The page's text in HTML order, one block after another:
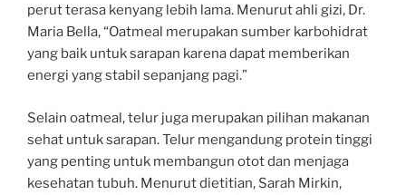
perut terasa kenyang lebih lama. Menurut ahli gizi, Dr.
Maria Bella, “Oatmeal merupakan sumber karbohidrat
yang baik untuk sarapan karena dapat memberikan
energi yang stabil sepanjang pagi.”
Selain oatmeal, telur juga merupakan pilihan makanan
sehat untuk sarapan. Telur mengandung protein tinggi
yang penting untuk membangun otot dan menjaga
kesehatan tubuh. Menurut dietitian, Sarah Mirkin,